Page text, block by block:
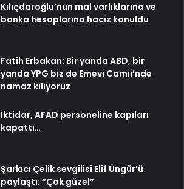
Kılıçdaroğlu’nun mal varlıklarına ve
banka hesaplarına haciz konuldu
Fatih Erbakan: Bir yanda ABD, bir
yanda YPG biz de Emevi Camii’nde
namaz kılıyoruz
İktidar, AFAD personeline kapıları
kapattı…
Şarkıcı Çelik sevgilisi Elif Üngür’ü
paylaştı: “Çok güzel”